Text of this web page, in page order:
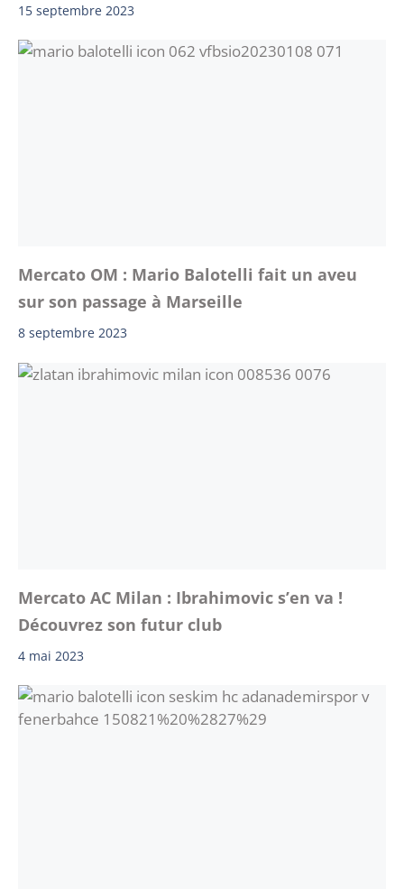
15 septembre 2023
Mercato OM : Mario Balotelli fait un aveu
sur son passage à Marseille
8 septembre 2023
Mercato AC Milan : Ibrahimovic s’en va !
Découvrez son futur club
4 mai 2023